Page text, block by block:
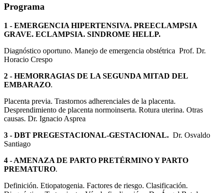
Programa
1 - EMERGENCIA HIPERTENSIVA. PREECLAMPSIA
GRAVE. ECLAMPSIA. SINDROME HELLP.
Diagnóstico oportuno. Manejo de emergencia obstétrica Prof. Dr.
Horacio Crespo
2 - HEMORRAGIAS DE LA SEGUNDA MITAD DEL
EMBARAZO.
Placenta previa. Trastornos adherenciales de la placenta.
Desprendimiento de placenta normoinserta. Rotura uterina. Otras
causas. Dr. Ignacio Asprea
3 - DBT PREGESTACIONAL-GESTACIONAL. Dr. Osvaldo
Santiago
4 - AMENAZA DE PARTO PRETÉRMINO Y PARTO
PREMATURO.
Definición. Etiopatogenia. Factores de riesgo. Clasificación.